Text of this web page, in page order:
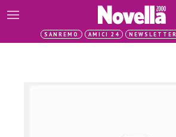
SANREMO AMICI 24 NEWSLETTER